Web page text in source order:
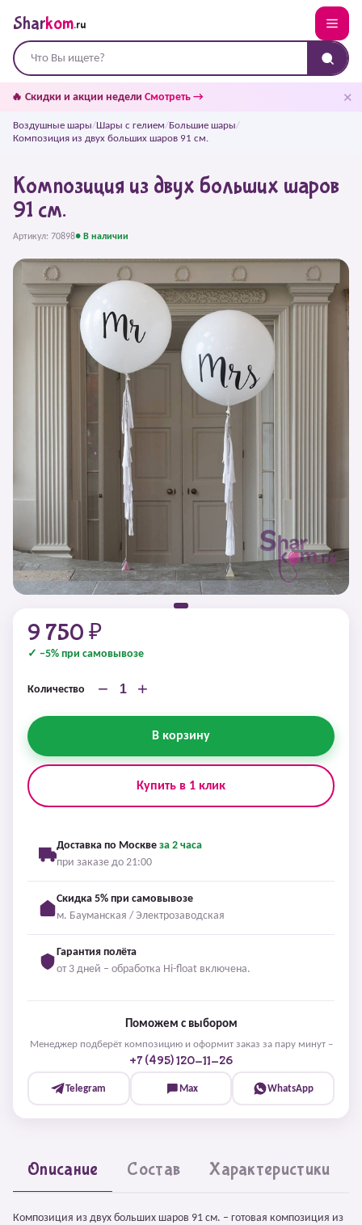
Sharkom.ru
🔥 Скидки и акции недели Смотреть → ✕
Воздушные шары/Шары с гелием/Большие шары/
Композиция из двух больших шаров 91 см.
Композиция из двух больших шаров
91 см.
Артикул: 70898● В наличии
9 750 ₽
✓ −5% при самовывозе
Количество − +
В корзину
Купить в 1 клик
Доставка по Москве за 2 часа
при заказе до 21:00
Скидка 5% при самовывозе
м. Бауманская / Электрозаводская
Гарантия полёта
от 3 дней – обработка Hi-float включена.
Поможем с выбором
Менеджер подберёт композицию и оформит заказ за пару минут –
+7 (495) 120-11-26
Telegram Max WhatsApp
Описание Состав Характеристики
Композиция из двух больших шаров 91 см. – готовая композиция из